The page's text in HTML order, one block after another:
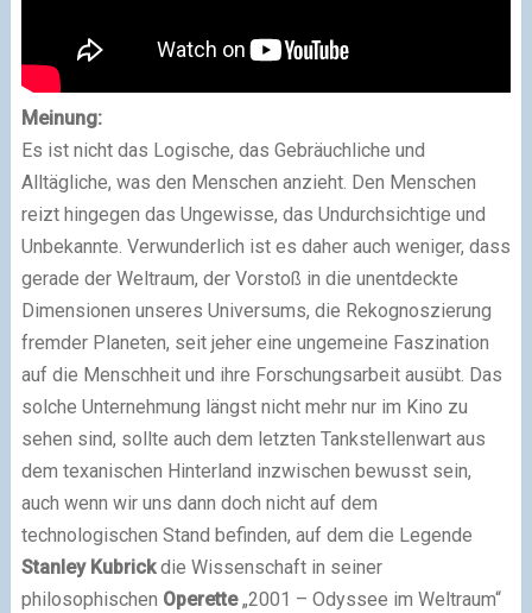
Meinung:
Es ist nicht das Logische, das Gebräuchliche und
Alltägliche, was den Menschen anzieht. Den Menschen
reizt hingegen das Ungewisse, das Undurchsichtige und
Unbekannte. Verwunderlich ist es daher auch weniger, dass
gerade der Weltraum, der Vorstoß in die unentdeckte
Dimensionen unseres Universums, die Rekognoszierung
fremder Planeten, seit jeher eine ungemeine Faszination
auf die Menschheit und ihre Forschungsarbeit ausübt. Das
solche Unternehmung längst nicht mehr nur im Kino zu
sehen sind, sollte auch dem letzten Tankstellenwart aus
dem texanischen Hinterland inzwischen bewusst sein,
auch wenn wir uns dann doch nicht auf dem
technologischen Stand befinden, auf dem die Legende
Stanley Kubrickdie Wissenschaft in seiner
philosophischen Operette„2001 – Odyssee im Weltraum“